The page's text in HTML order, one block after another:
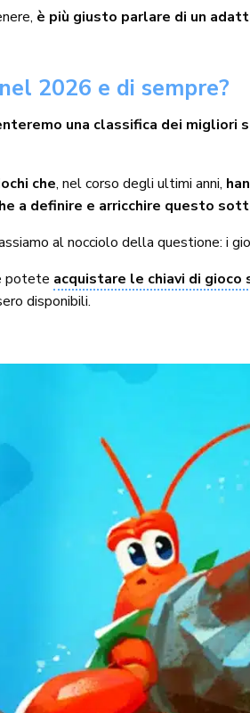
è più giusto parlare di un
2026 e di sempre?
una classifica dei
che, nel corso degli ultimi anni,
a definire e arricchire questo
al nocciolo della questione: i
potete acquistare le chiavi di gioco
disponibili.